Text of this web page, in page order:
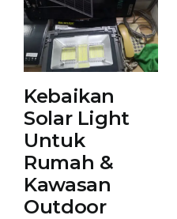
Kebaikan
Solar Light
Untuk
Rumah &
Kawasan
Outdoor